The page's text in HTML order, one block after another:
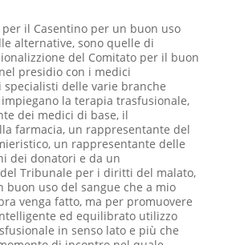
il Casentino per un buon uso
alternative, sono quelle di
del Comitato per il buon
presidio con i medici
delle varie branche
la terapia trasfusionale,
dei medici di base, il
farmacia, un rappresentante del
un rappresentante delle
dei donatori e da un
Tribunale per i diritti del malato,
buon uso del sangue che a mio
venga fatto, ma per promuovere
ed equilibrato utilizzo
in senso lato e più che